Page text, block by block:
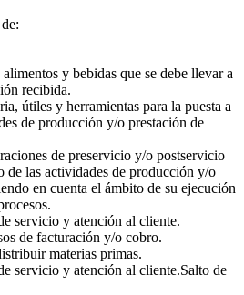
y bebidas que se debe llevar a
recibida.
útiles y herramientas para la puesta a
de producción y/o prestación de
de preservicio y/o postservicio
de las actividades de producción y/o
en cuenta el ámbito de su ejecución
servicio y atención al cliente.
de facturación y/o cobro.
materias primas.
servicio y atención al cliente.Salto de